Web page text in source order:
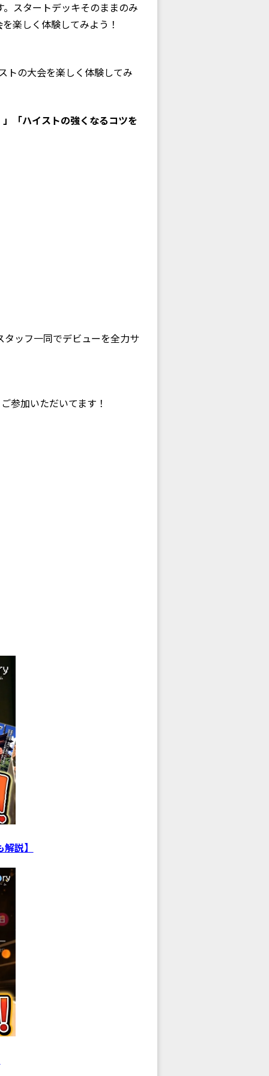
スタートデッキそのままのみ
楽しく体験してみよう！
トの大会を楽しく体験してみ
「ハイストの強くなるコツを
ッフ一同でデビューを全力サ
参加いただいてます！
説】